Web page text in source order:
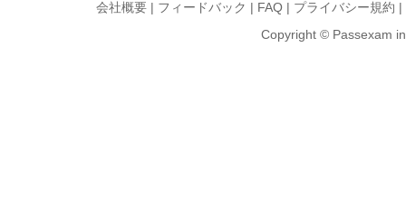
会社概要 | フィードバック | FAQ | プライバシー規約 |
Copyright © Passexam